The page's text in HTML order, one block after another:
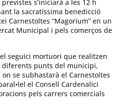
s’iniciarà a les 12 h
la sacratíssima benedicció
Carnestoltes “Magorium” en un
Municipal i pels comerços de
seguici mortuori que realitzen
punts del municipi,
se subhastarà el Carnestoltes
el Consell Cardenalici
pels carrers comercials